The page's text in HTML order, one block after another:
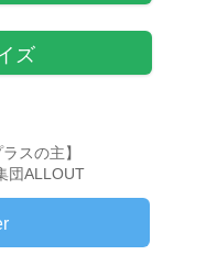
ズ
スの主】
団ALLOUT